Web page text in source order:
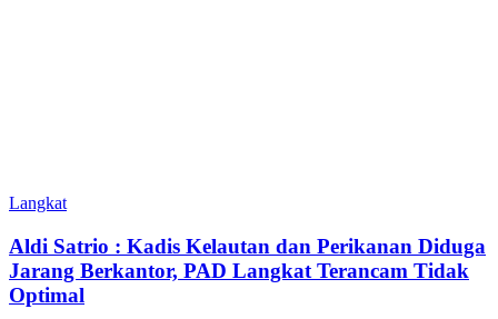
Langkat
Aldi Satrio : Kadis Kelautan dan Perikanan Diduga
Jarang Berkantor, PAD Langkat Terancam Tidak
Optimal